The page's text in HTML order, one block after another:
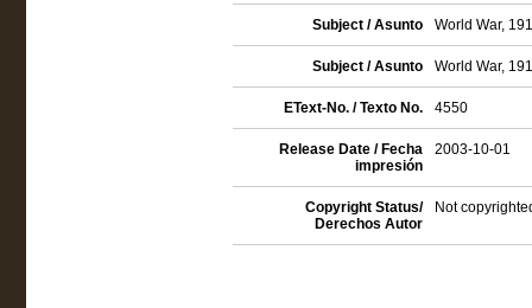
Subject / Asunto World War,
Subject / Asunto World War,
EText-No. / Texto No. 4550
Release Date / Fecha
impresión
2003-10-01
Copyright Status/
Derechos Autor
Not